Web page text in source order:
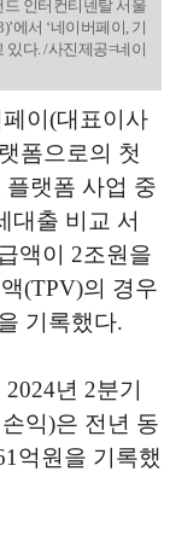
인터컨티넨탈 서울
에서 ‘네이버페이, 기
있다. /사진제공=네이
이(대표이사
폼으로의 첫
랫폼 사업 중
대출 비교 서
액이 2조원을
(TPV)의 경우
기록했다.
년 2분기
익)은 전년 동
억원을 기록했